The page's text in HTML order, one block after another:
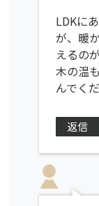
LDKに
が、暖
えるの
木の温
んでく
返信